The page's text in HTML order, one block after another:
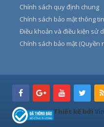
Chính sách quy định chung
Chính sách bảo mật thông tin
Điều khoản và điều kiện sử
Chính sách bảo mật (Quyền
Thiết kế bởi